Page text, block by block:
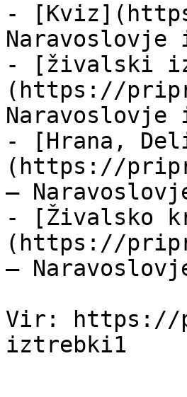
-
- [živalski
(https://
- [Hrana,
(https://
—
- [Živalsko
(https://
—
Vir: https://